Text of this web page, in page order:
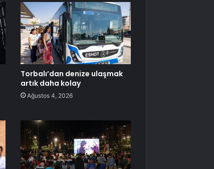
Torbalı’dan denize ulaşmak
artık daha kolay
Ağustos 4, 2026